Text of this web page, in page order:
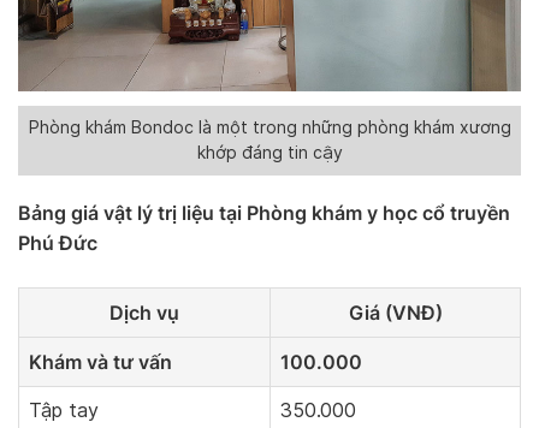
Phòng khám Bondoc là một trong những phòng khám xương
khớp đáng tin cậy
Bảng giá vật lý trị liệu tại Phòng khám y học cổ truyền
Phú Đức
Dịch vụ Giá (VNĐ)
Khám và tư vấn 100.000
Tập tay 350.000